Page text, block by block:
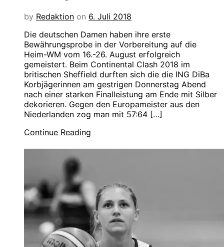
by Redaktion on 6. Juli 2018
Die deutschen Damen haben ihre erste
Bewährungsprobe in der Vorbereitung auf die
Heim-WM vom 16.-26. August erfolgreich
gemeistert. Beim Continental Clash 2018 im
britischen Sheffield durften sich die die ING DiBa
Korbjägerinnen am gestrigen Donnerstag Abend
nach einer starken Finalleistung am Ende mit Silber
dekorieren. Gegen den Europameister aus den
Niederlanden zog man mit 57:64 […]
Continue Reading